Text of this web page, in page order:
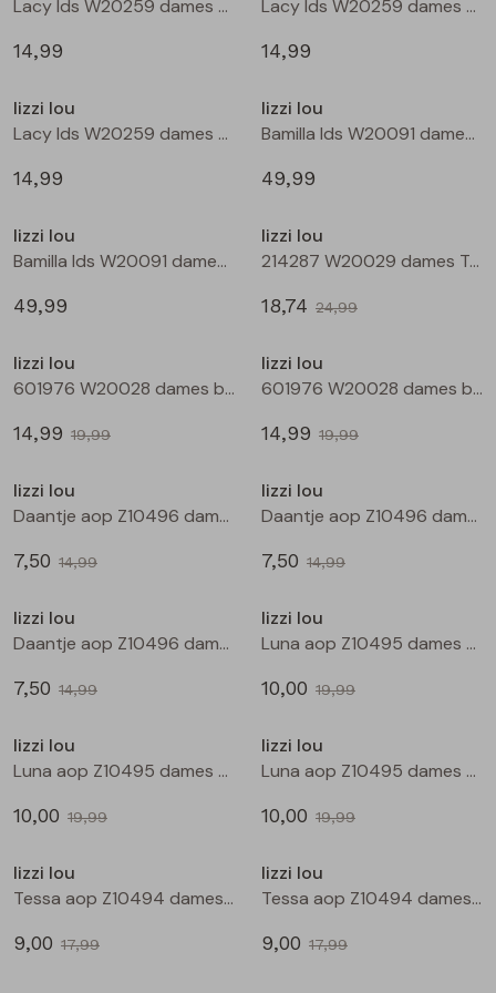
Blouses lange mouw
Sweatshirts
Pullover
Vesten
Gilet spencers
Jackjes
Blazers
Buitenjack
Bermuda's
Piraat broeken
Lange broeken
Rokken
Bermuda's
Lange broek
Jackjes
Jassen
Bermudas
Lange broeken
Leggings
Rokken
Lange broeken
Lange broeken
Leggings
Rokken
Sweatshirts
T-shirts lange mouw
Tops
Vesten
Lacy lds W20259 dames T-shirt lm Bruin donker
14,99
Lacy lds W20259 dames T-shirt lm Wijnrood
14,99
lizzi lou
Lacy lds W20259 dames T-shirt lm Zwart
14,99
lizzi lou
Bamilla lds W20091 dames denim jack Kit
49,99
lizzi lou
Bamilla lds W20091 dames denim jack Bruin
49,99
lizzi lou
214287 W20029 dames T-shirt km Wijnrood
18,74 24,99
lizzi lou
601976 W20028 dames bermuda Wijnrood
14,99 19,99
lizzi lou
601976 W20028 dames bermuda Marine
14,99 19,99
lizzi lou
Daantje aop Z10496 dames T-shirt km Zwart
7,50 14,99
lizzi lou
Daantje aop Z10496 dames T-shirt km Kit
7,50 14,99
lizzi lou
Daantje aop Z10496 dames T-shirt km Marine
7,50 14,99
lizzi lou
Luna aop Z10495 dames bloese km Zwart
10,00 19,99
lizzi lou
Luna aop Z10495 dames bloese km Kit
10,00 19,99
lizzi lou
Luna aop Z10495 dames bloese km Marine
10,00 19,99
lizzi lou
Tessa aop Z10494 dames bermuda Zwart
9,00 17,99
lizzi lou
Tessa aop Z10494 dames bermuda Marine
9,00 17,99